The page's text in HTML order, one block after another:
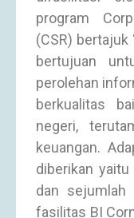
program
(CSR) bertajuk
bertujuan
perolehan
berkualitas
negeri,
keuangan.
diberikan
dan sejumlah
fasilitas BI